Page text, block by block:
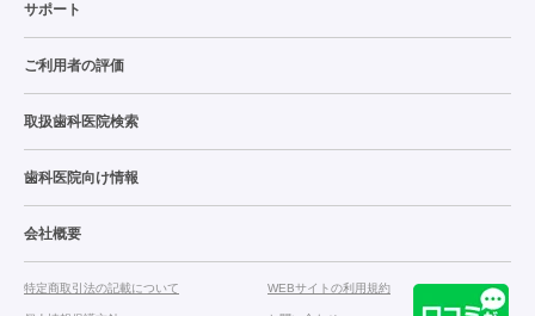
サポート
ご利用者の評価
取扱歯科医院検索
歯科医院向け情報
会社概要
特定商取引法の記載について WEBサイトの利用規約